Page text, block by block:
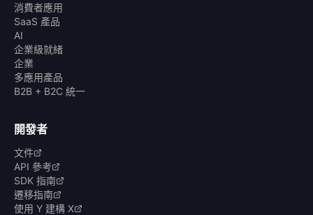
消費者應用
SaaS 產品
AI
企業級就緒
企業
多應用產品
B2B + B2C 統一
開發者
文件
API 參考
SDK 指南
遷移指南
使用 Y 建構 X